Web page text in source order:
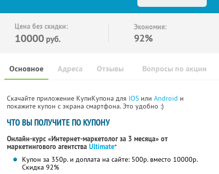
Цена без скидки:
10000 руб.
Экономия:
92%
Основное Отзывы Вопросы по акции
Адреса
Скачайте приложение КупиКупона для IOS или Android и
покажите купон с экрана смартфона. Это удобно :)
ЧТО ВЫ ПОЛУЧИТЕ ПО КУПОНУ
Онлайн-курс «Интернет-маркетолог за 3 месяца» от
маркетингового агентства Ultimate*
Купон за 350р. и доплата на сайте: 500р. вместо 10000р.
Скидка 92%